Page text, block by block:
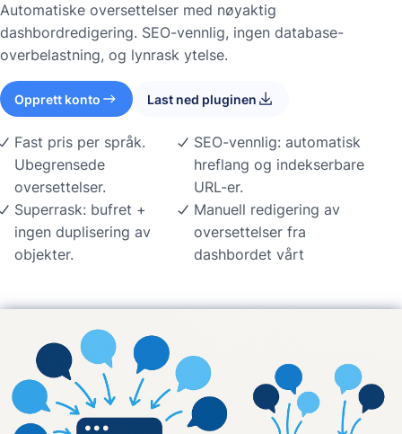
Automatiske oversettelser med nøyaktig
dashbordredigering. SEO-vennlig, ingen database-
overbelastning, og lynrask ytelse.
Opprett konto Last ned pluginen
Fast pris per språk.
Ubegrensede
oversettelser.
Superrask: bufret +
ingen duplisering av
objekter.
SEO-vennlig: automatisk
hreflang og indekserbare
URL-er.
Manuell redigering av
oversettelser fra
dashbordet vårt